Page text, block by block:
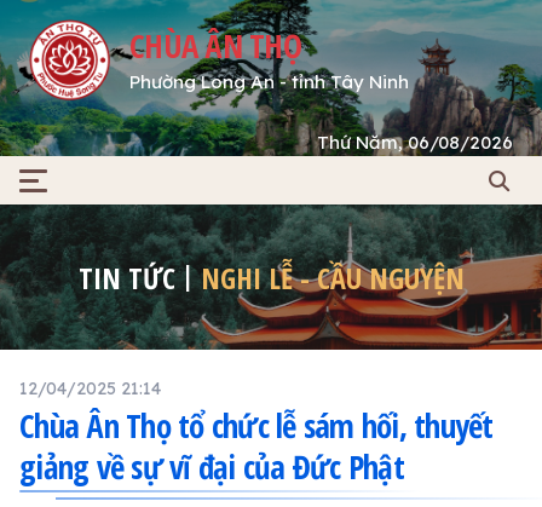
CHÙA ÂN THỌ
Phường Long An - tỉnh Tây Ninh
Thứ Năm, 06/08/2026
TIN TỨC NGHI LỄ - CẦU NGUYỆN
12/04/2025 21:14
Chùa Ân Thọ tổ chức lễ sám hối, thuyết
giảng về sự vĩ đại của Đức Phật